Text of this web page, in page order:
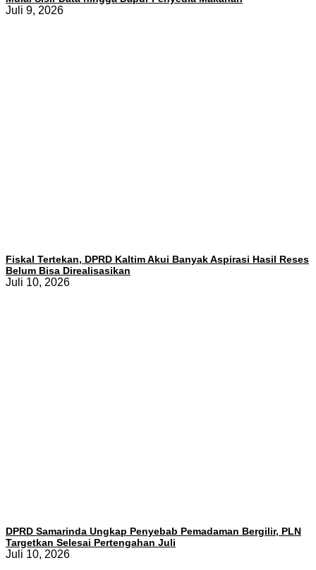
Juli 9, 2026
Fiskal Tertekan, DPRD Kaltim Akui Banyak Aspirasi Hasil Reses
Belum Bisa Direalisasikan
Juli 10, 2026
DPRD Samarinda Ungkap Penyebab Pemadaman Bergilir, PLN
Targetkan Selesai Pertengahan Juli
Juli 10, 2026